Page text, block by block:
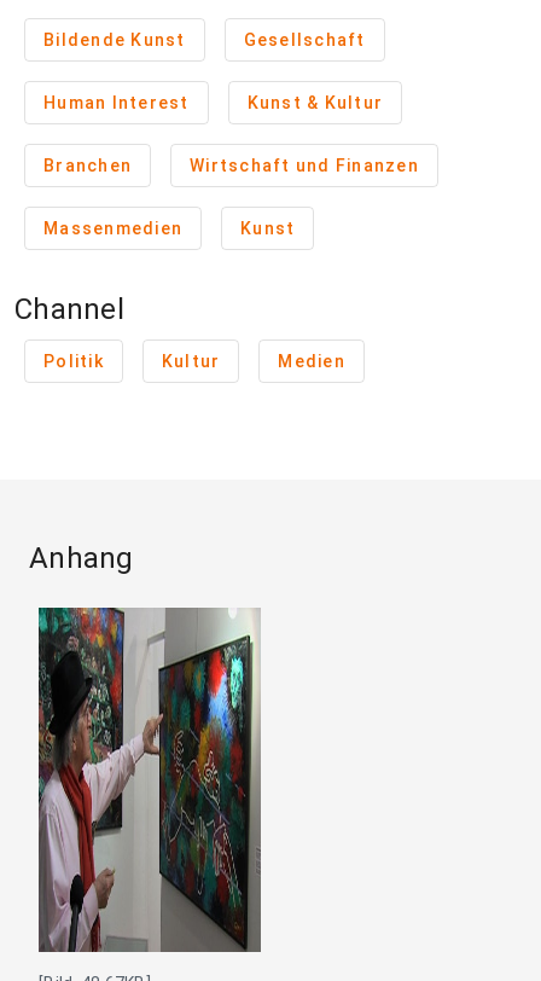
Bildende Kunst Gesellschaft
Human Interest Kunst & Kultur
Branchen Wirtschaft und Finanzen
Massenmedien Kunst
Channel
Politik Kultur Medien
Anhang